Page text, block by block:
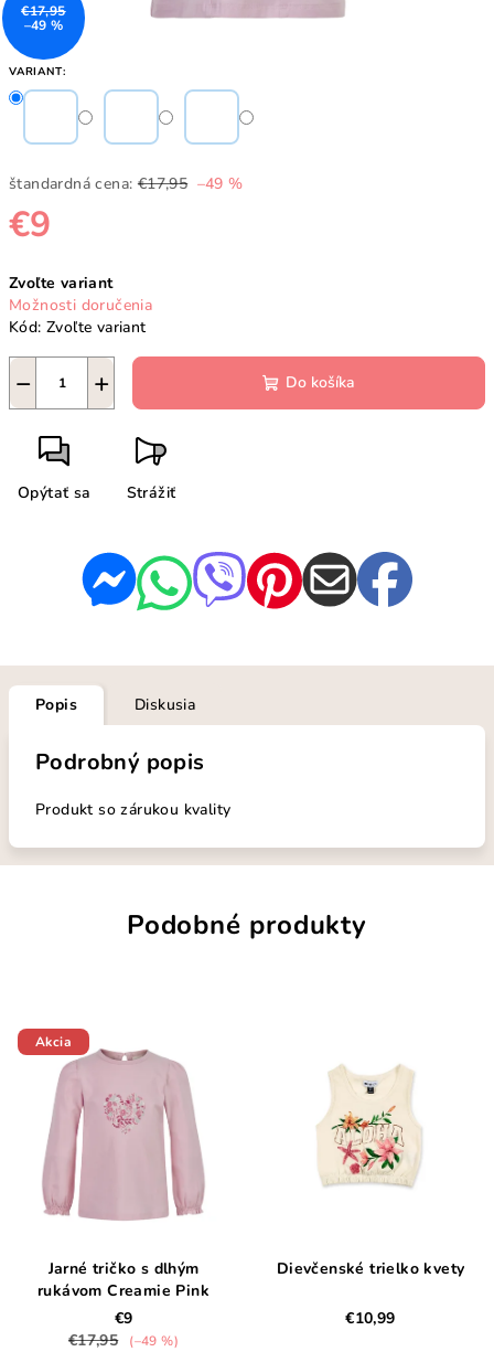
VARIANT:
štandardná cena: €17,95 –49 %
€9
cena:
Zvoľte variant
Možnosti doručenia
Kód: Zvoľte variant
+
− Do košíka
Opýtať sa Strážiť
€17,95
–49 %
Popis Diskusia
Podrobný popis
Produkt so zárukou kvality
Podobné produkty
Akcia
Jarné tričko s dlhým
rukávom Creamie Pink
€9
€17,95
(–49 %)
Dievčenské trielko kvety
€10,99